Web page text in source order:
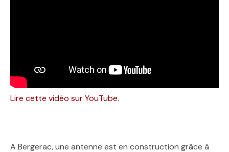
Lire cette vidéo sur YouTube.
A Bergerac, une antenne est en construction grâce à